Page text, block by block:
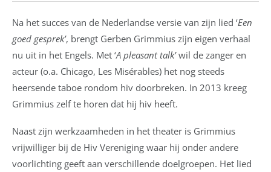
Na het succes van de Nederlandse versie van zijn lied ‘Een
goed gesprek’, brengt Gerben Grimmius zijn eigen verhaal
nu uit in het Engels. Met ‘A pleasant talk’wil de zanger en
acteur (o.a. Chicago, Les Misérables) het nog steeds
heersende taboe rondom hiv doorbreken. In 2013 kreeg
Grimmius zelf te horen dat hij hiv heeft.
Naast zijn werkzaamheden in het theater is Grimmius
vrijwilliger bij de Hiv Vereniging waar hij onder andere
voorlichting geeft aan verschillende doelgroepen. Het lied